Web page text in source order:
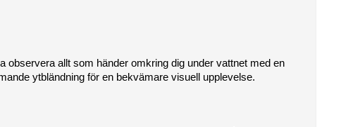
allt som händer omkring dig under vattnet med en
ytbländning för en bekvämare visuell upplevelse.